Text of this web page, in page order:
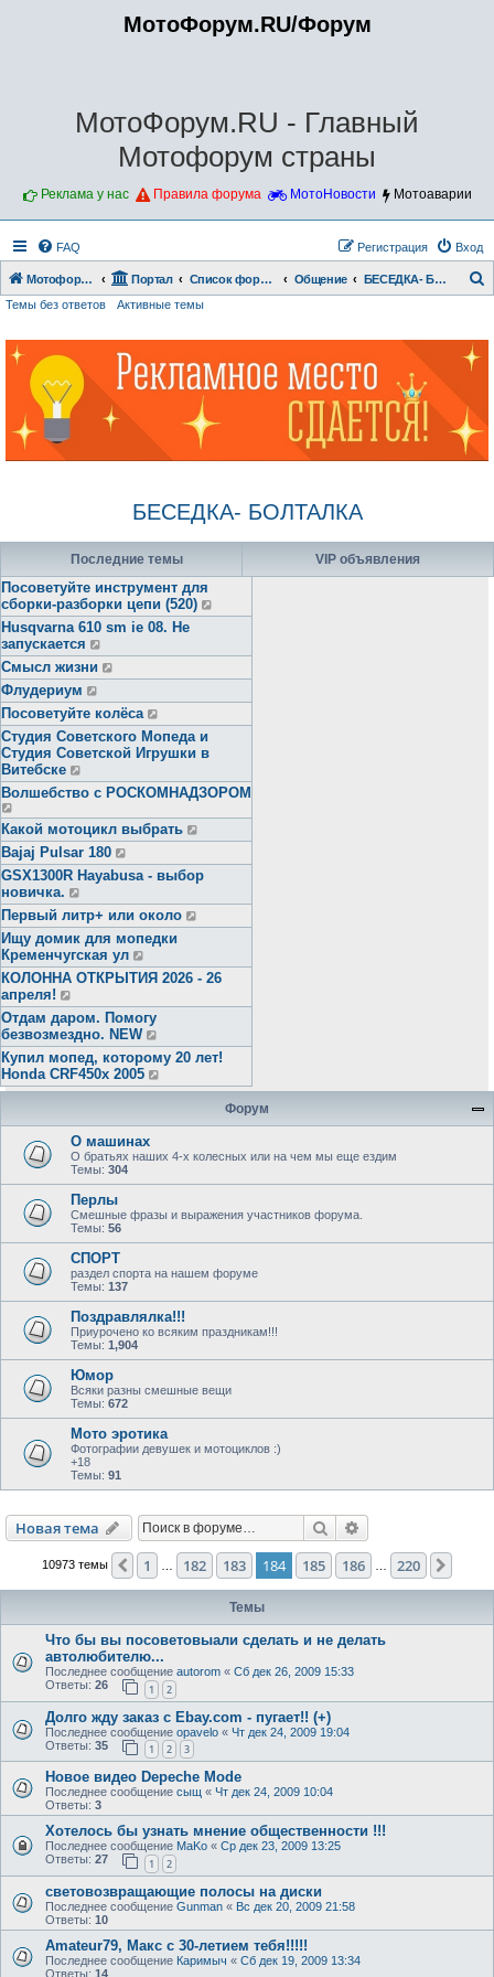
МотоФорум.RU/Форум
МотоФорум.RU - Главный
Мотофорум страны
Реклама у нас Правила форума МотоНовости Мотоаварии
FAQ Вход
Регистрация
Мотофорум.RU Портал Список форумов Общение БЕСЕДКА- БОЛТАЛКА
Темы без ответов Активные темы
БЕСЕДКА- БОЛТАЛКА
Последние темы
Посоветуйте инструмент для
сборки-разборки цепи (520)
Husqvarna 610 sm ie 08. Не
запускается
Смысл жизни
Флудериум
Посоветуйте колёса
Студия Советского Мопеда и
Студия Советской Игрушки в
Витебске
Волшебство с РОСКОМНАДЗОРОМ
Какой мотоцикл выбрать
Bajaj Pulsar 180
GSX1300R Hayabusa - выбор
новичка.
Первый литр+ или около
Ищу домик для мопедки
Кременчугская ул
КОЛОННА ОТКРЫТИЯ 2026 - 26
апреля!
Отдам даром. Помогу
безвозмездно. NEW
Купил мопед, которому 20 лет!
Honda CRF450x 2005
VIP объявления
Форум
О машинах
О братьях наших 4-х колесных или на чем мы еще ездим
Темы: 304
Перлы
Смешные фразы и выражения участников форума.
Темы: 56
СПОРТ
раздел спорта на нашем форуме
Темы: 137
Поздравлялка!!!
Приурочено ко всяким праздникам!!!
Темы: 1,904
Юмор
Всяки разны смешные вещи
Темы: 672
Мото эротика
Фотографии девушек и мотоциклов :)
+18
Темы: 91
Новая тема Поиск
10973 темы Пред.
1 182 183 184 185 186 220
Темы
Что бы вы посоветовыали сделать и не делать
автолюбителю...
Последнее сообщение autorom « Сб дек 26, 2009 15:33
Ответы: 26 1 2
Долго жду заказ с Ebay.com - пугает!! (+)
Последнее сообщение opavelo « Чт дек 24, 2009 19:04
Ответы: 35 1 2 3
Новое видео Depeche Mode
Последнее сообщение сыщ « Чт дек 24, 2009 10:04
Ответы: 3
Хотелось бы узнать мнение общественности !!!
Последнее сообщение MaKo « Ср дек 23, 2009 13:25
Ответы: 27 1 2
световозвращающие полосы на диски
Последнее сообщение Gunman « Вс дек 20, 2009 21:58
Ответы: 10
Amateur79, Макс с 30-летием тебя!!!!!
Последнее сообщение Каримыч « Сб дек 19, 2009 13:34
Ответы: 14